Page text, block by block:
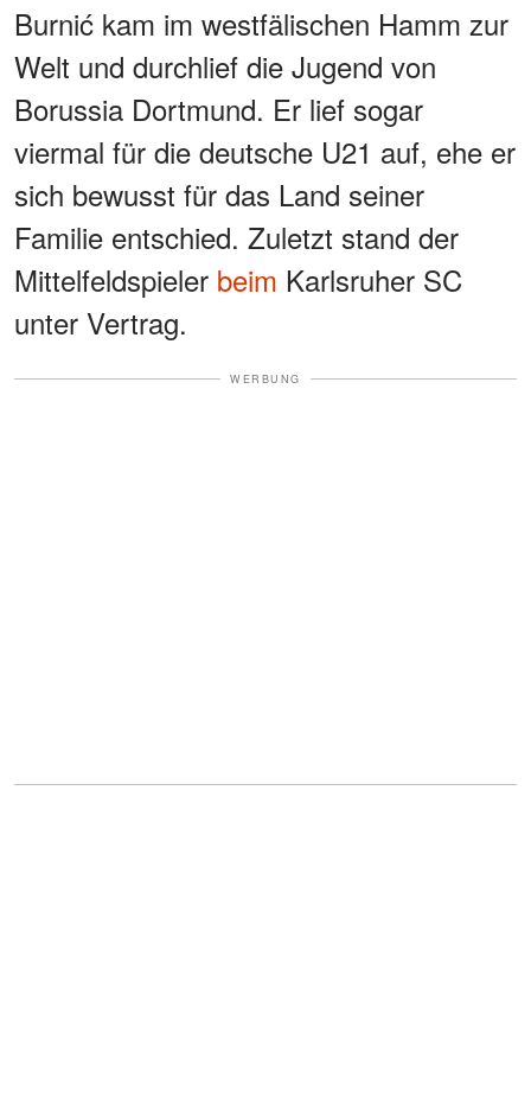
Burnić kam im westfälischen Hamm zur
Welt und durchlief die Jugend von
Borussia Dortmund. Er lief sogar
viermal für die deutsche U21 auf, ehe er
sich bewusst für das Land seiner
Familie entschied. Zuletzt stand der
Mittelfeldspieler beim Karlsruher SC
unter Vertrag.
WERBUNG